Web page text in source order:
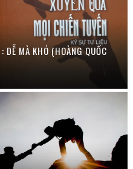
DỄ MÀ KHÓ (HOÀNG QUỐC